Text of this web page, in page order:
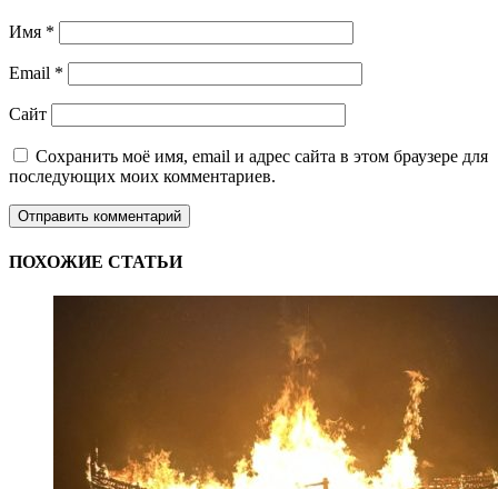
Имя *
Email *
Сайт
Сохранить моё имя, email и адрес сайта в этом браузере для
последующих моих комментариев.
ПОХОЖИЕ СТАТЬИ